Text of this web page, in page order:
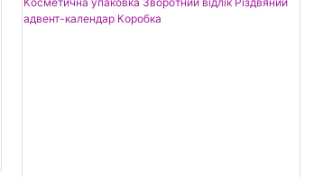
магнітна застібка та шкіряні ручки